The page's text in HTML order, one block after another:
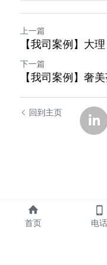
上一篇
【我司案例】大
下一篇
【我司案例】奢
回到主页
首页 电话